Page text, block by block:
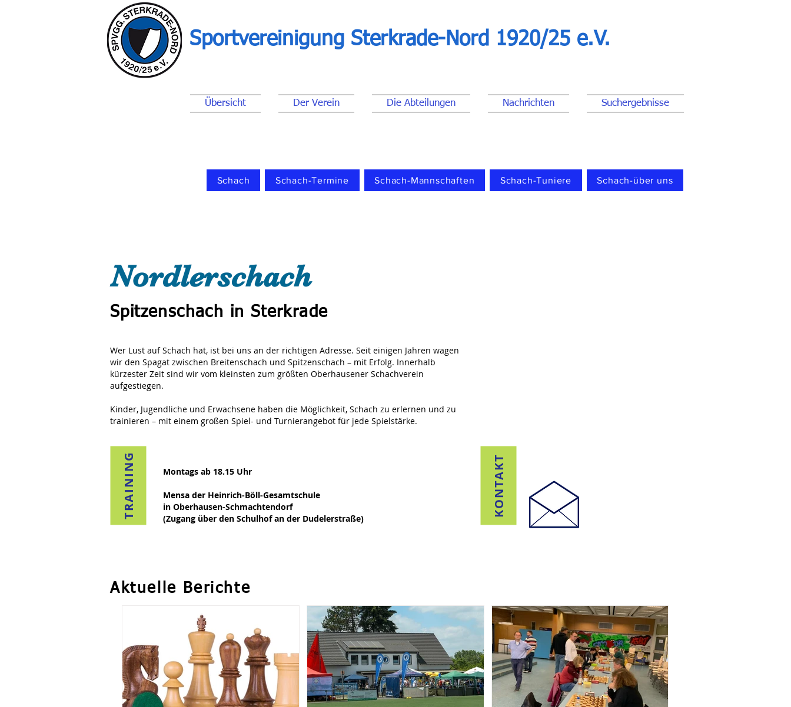
Sportvereinigung Sterkrade-Nord 1920/25 e.V.
Übersicht Der Verein Die Abteilungen Nachrichten Suchergebnisse
Schach Schach-Termine Schach-Mannschaften Schach-Tuniere Schach-über uns
Nordlerschach
Spitzenschach in Sterkrade
Wer Lust auf Schach hat, ist bei uns an der richtigen Adresse. Seit einigen Jahren wagen
wir den Spagat zwischen Breitenschach und Spitzenschach – mit Erfolg. Innerhalb
kürzester Zeit sind wir vom kleinsten zum größten Oberhausener Schachverein
aufgestiegen.
Kinder, Jugendliche und Erwachsene haben die Möglichkeit, Schach zu erlernen und zu
trainieren – mit einem großen Spiel- und Turnierangebot für jede Spielstärke.
Montags ab 18.15 Uhr
Mensa der Heinrich-Böll-Gesamtschule
in Oberhausen-Schmachtendorf
(Zugang über den Schulhof an der Dudelerstraße)
TRAINING KONTAKT
Aktuelle Berichte